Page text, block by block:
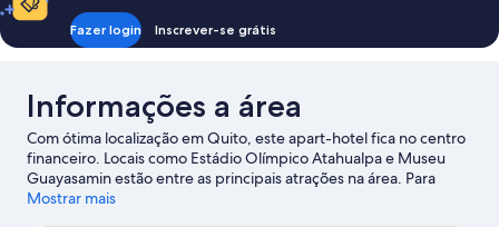
Fazer login Inscrever-se grátis
Informações a área
Com ótima localização em Quito, este apart-hotel fica no centro
financeiro. Locais como Estádio Olímpico Atahualpa e Museu
Guayasamin estão entre as principais atrações na área. Para
quem gosta de admirar a natureza, as melhores opções são
Mostrar mais